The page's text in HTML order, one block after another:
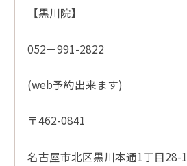
【黒川院】
052－991-2822
(web予約出来ます)
〒462-0841
名古屋市北区黒川本通1丁目28-1